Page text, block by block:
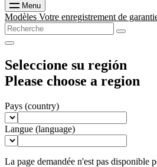
Menu
Modèles Votre enregistrement de
Seleccione su región
Please choose a region
Pays (country)
Langue (language)
La page demandée n'est pas disponible